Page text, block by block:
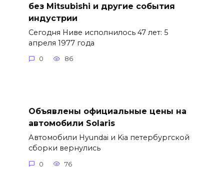
без Mitsubishi и другие события
индустрии
Сегодня Ниве исполнилось 47 лет: 5
апреля 1977 года
0 86
Объявлены официальные цены на
автомобили Solaris
Автомобили Hyundai и Kia петербургской
сборки вернулись
0 76